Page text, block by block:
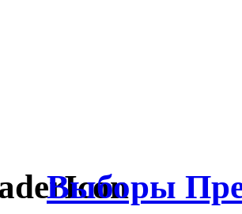
Выборы